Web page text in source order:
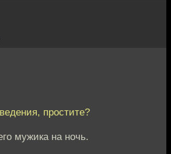
простите?
мужика на ночь.